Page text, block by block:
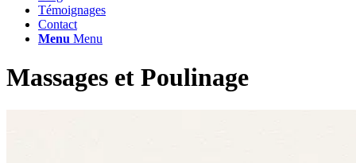
Témoignages
Contact
Menu Menu
Massages et Poulinage